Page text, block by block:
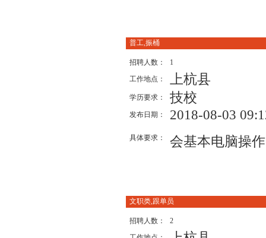
普工,振桶
招聘人数：
1
工作地点：
上杭县
学历要求： 技校
发布日期： 2018-08-03
具体要求： 会基本电脑操作
文职类,跟单员
招聘人数：
2